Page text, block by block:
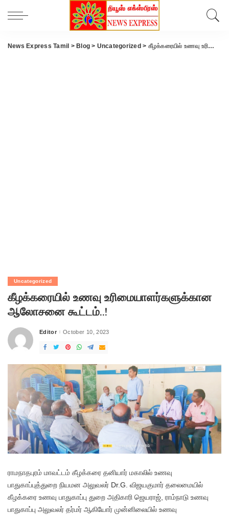
News Express Tamil > Blog > Uncategorized > கீழக்கரையில் உணவு உரிமையாளர்களுக்கான ஆலோசனை கூட்டம்..!
Uncategorized
கீழக்கரையில் உணவு உரிமையாளர்களுக்கான
ஆலோசனை கூட்டம்..!
Posted
Editor October 10, 2023
ராமநாதபுரம் மாவட்டம் கீழக்கரை தனியார் மகாலில் உணவு
பாதுகாப்புத்துறை நியமன அலுவலர் Dr.G. விஜயகுமார் தலைமையில்
கீழக்கரை உணவு பாதுகாப்பு துறை அதிகாரி ஜெயராஜ், ராம்நாடு உணவு
பாதுகாப்பு அலுவலர் தர்மர் ஆகியோர் முன்னிலையில் உணவு